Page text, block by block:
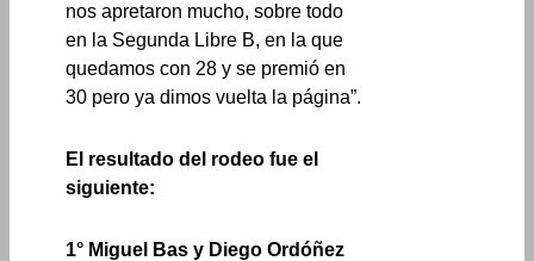
nos apretaron mucho, sobre todo
en la Segunda Libre B, en la que
quedamos con 28 y se premió en
30 pero ya dimos vuelta la página”.
El resultado del rodeo fue el
siguiente:
1° Miguel Bas y Diego Ordóñez